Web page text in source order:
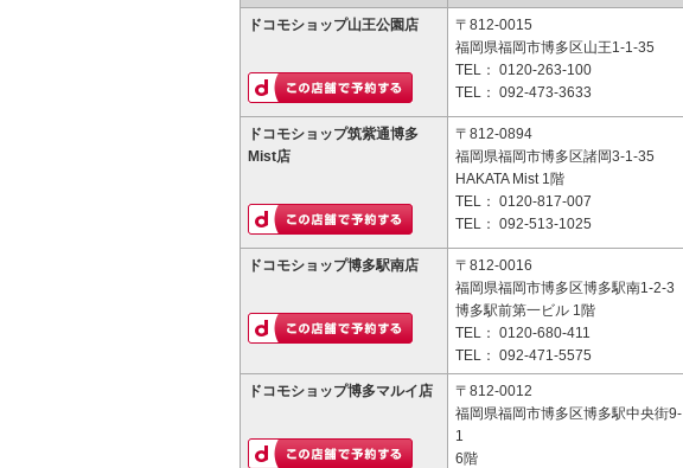
ドコモショップ山王公園店
〒812-0015
福岡県福岡市博多区山王1-1-35
TEL： 0120-263-100
TEL： 092-473-3633
ドコモショップ筑紫通博多
Mist店
〒812-0894
福岡県福岡市博多区諸岡3-1-35
HAKATA Mist 1階
TEL： 0120-817-007
TEL： 092-513-1025
ドコモショップ博多駅南店
〒812-0016
福岡県福岡市博多区博多駅南1-2-3
博多駅前第一ビル 1階
TEL： 0120-680-411
TEL： 092-471-5575
ドコモショップ博多マルイ店
〒812-0012
福岡県福岡市博多区博多駅中央街9-
1
6階